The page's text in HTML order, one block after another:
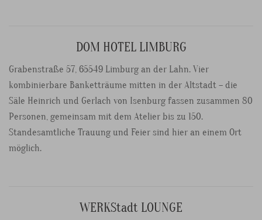
DOM HOTEL LIMBURG
Grabenstraße 57, 65549 Limburg an der Lahn. Vier
kombinierbare Banketträume mitten in der Altstadt – die
Säle Heinrich und Gerlach von Isenburg fassen zusammen 80
Personen, gemeinsam mit dem Atelier bis zu 150.
Standesamtliche Trauung und Feier sind hier an einem Ort
möglich.
WERKStadt LOUNGE